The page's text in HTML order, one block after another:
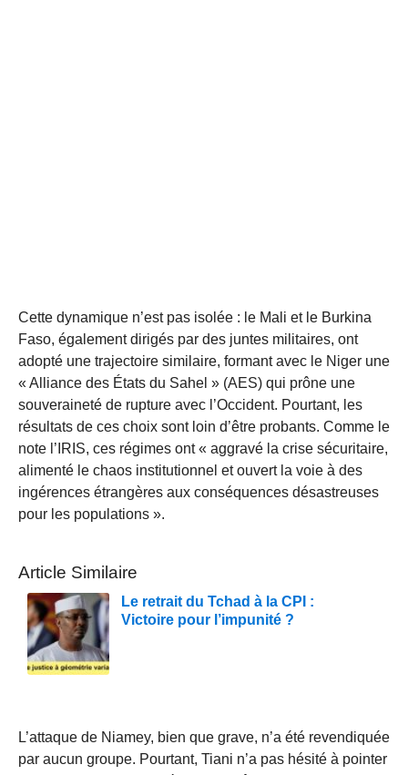
Cette dynamique n’est pas isolée : le Mali et le Burkina
Faso, également dirigés par des juntes militaires, ont
adopté une trajectoire similaire, formant avec le Niger une
« Alliance des États du Sahel » (AES) qui prône une
souveraineté de rupture avec l’Occident. Pourtant, les
résultats de ces choix sont loin d’être probants. Comme le
note l’IRIS, ces régimes ont « aggravé la crise sécuritaire,
alimenté le chaos institutionnel et ouvert la voie à des
ingérences étrangères aux conséquences désastreuses
pour les populations ».
Article Similaire
Le retrait du Tchad à la CPI :
Victoire pour l’impunité ?
L’attaque de Niamey, bien que grave, n’a été revendiquée
par aucun groupe. Pourtant, Tiani n’a pas hésité à pointer